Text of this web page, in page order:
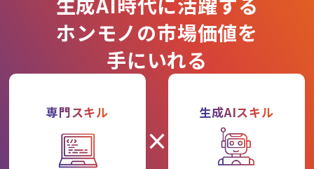
ホンモノの市場価値を
手にいれる
専門スキル
×
生成AIスキル